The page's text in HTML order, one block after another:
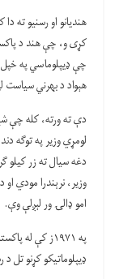
هندیانو او رسنیو ته
کړی و، چې هند د
چې ډيپلوماسي په خپل
هېواد د بهرني سیاست
لومړي وزیر په توګه
دغه سیال ته زر کیلو
وزیر، نرېندرا مودي
امو ډالۍ ور لېږلې وې.
په ۱۹۷۱ز کې
ډيپلوماتیکو کړنو